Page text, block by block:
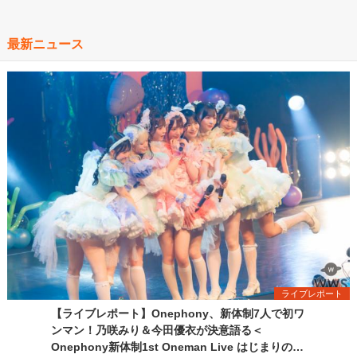
最新ニュース
ライブレポート
【ライブレポート】Onephony、新体制7人で初ワ
ンマン！乃咲みり＆今田優衣が決意語る＜
Onephony新体制1st Oneman Live はじまりの夏